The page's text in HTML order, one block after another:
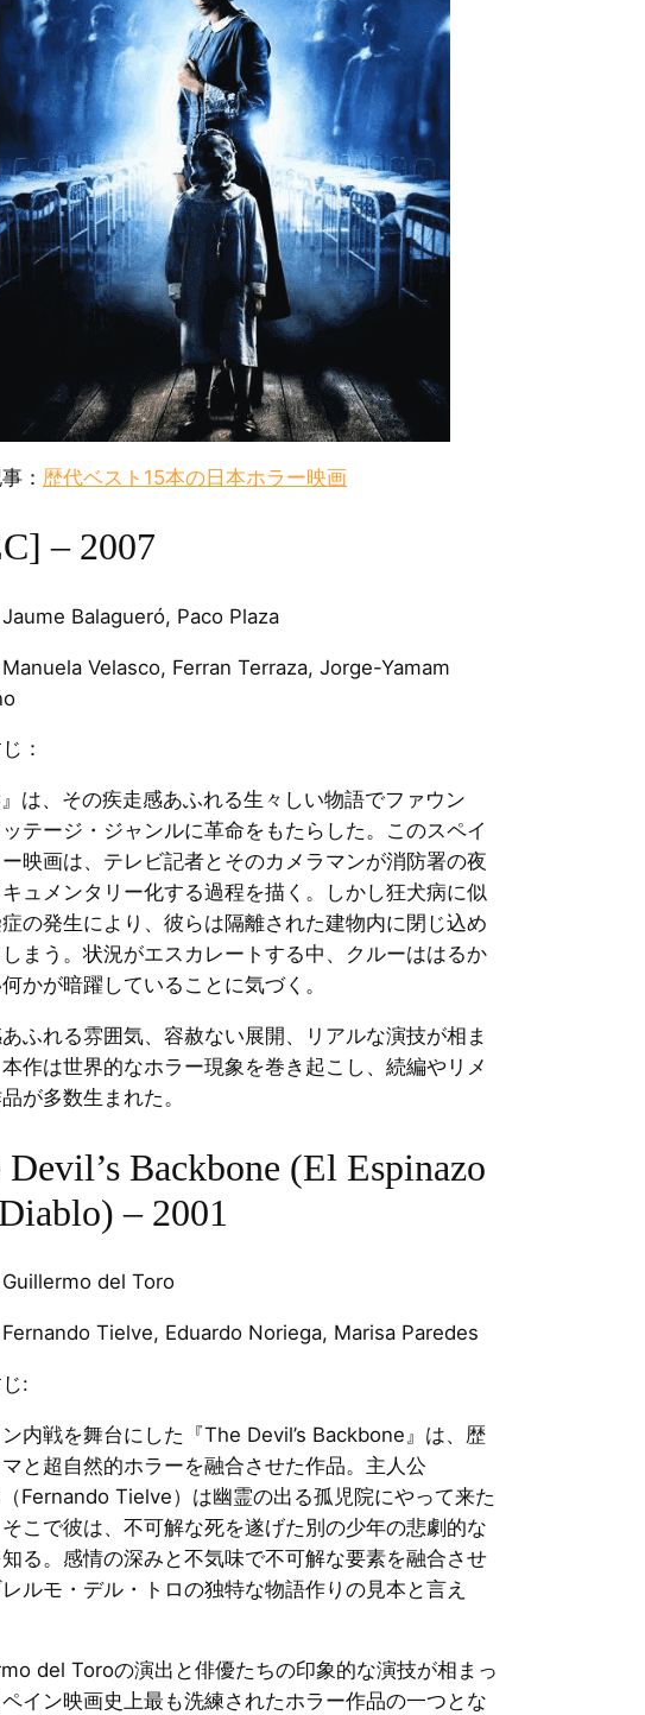
： 歴代ベスト15本の日本ホラー映画
– 2007
Balagueró, Paco Plaza
Velasco, Ferran Terraza, Jorge-Yamam
：
』は、その疾走感あふれる生々しい物語でファウン
ッテージ・ジャンルに革命をもたらした。このスペイ
映画は、テレビ記者とそのカメラマンが消防署の夜
ュメンタリー化する過程を描く。しかし狂犬病に似
の発生により、彼らは隔離された建物内に閉じ込め
しまう。状況がエスカレートする中、クルーははるか
かが暗躍していることに気づく。
ふれる雰囲気、容赦ない展開、リアルな演技が相ま
作は世界的なホラー現象を巻き起こし、続編やリメ
が多数生まれた。
Devil’s Backbone (El Espinazo
– 2001
del Toro
Tielve, Eduardo Noriega, Marisa Paredes
:
内戦を舞台にした『The Devil’s Backbone』は、歴
と超自然的ホラーを融合させた作品。主人公
Fernando Tielve）は幽霊の出る孤児院にやって来た
こで彼は、不可解な死を遂げた別の少年の悲劇的な
る。感情の深みと不気味で不可解な要素を融合させ
ルモ・デル・トロの独特な物語作りの見本と言え
del Toroの演出と俳優たちの印象的な演技が相まっ
イン映画史上最も洗練されたホラー作品の一つとな